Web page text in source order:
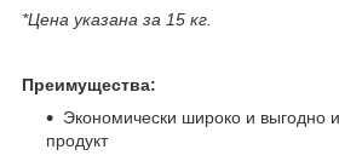
*Цена указана за 15 кг.
Преимущества:
Экономически широко и выгодно
продукт